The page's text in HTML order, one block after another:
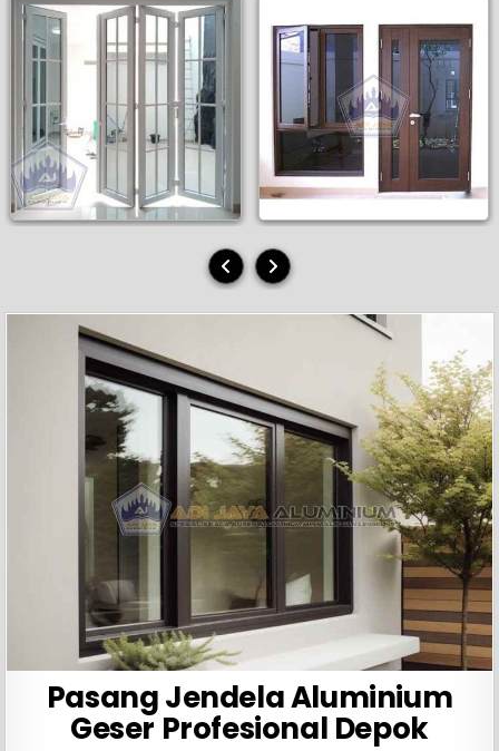
Pasang Jendela Aluminium
Geser Profesional Depok